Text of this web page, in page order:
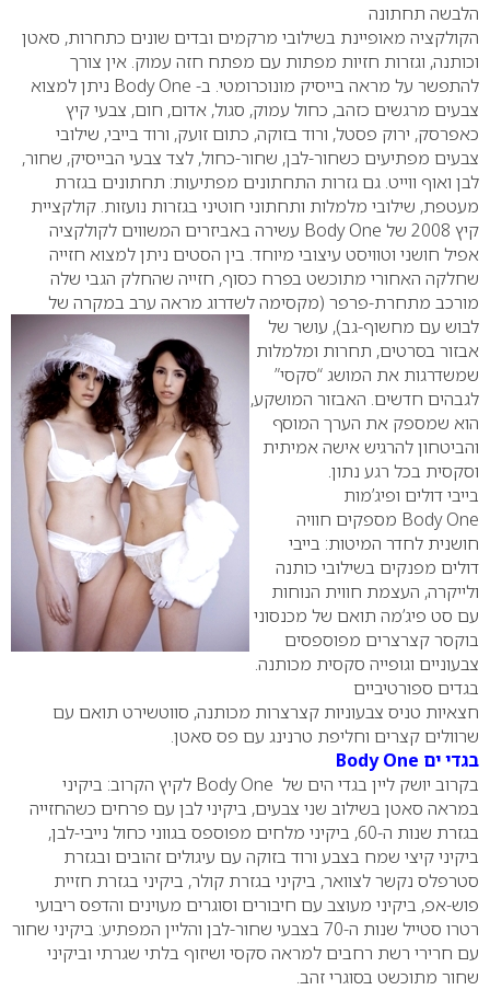
הלבשה תחתונה
הקולקציה מאופיינת בשילובי מרקמים ובדים שונים כתחרות, סאטן
וכותנה, וגזרות חזיות מפתות עם מפתח חזה עמוק. אין צורך
להתפשר על מראה בייסיק מונוכרומטי. ב- Body One ניתן למצוא
צבעים מרגשים כזהב, כחול עמוק, סגול, אדום, חום, צבעי קיץ
כאפרסק, ירוק פסטל, ורוד בזוקה, כתום זועק, ורוד בייבי, שילובי
צבעים מפתיעים כשחור-לבן, שחור-כחול, לצד צבעי הבייסיק, שחור,
לבן ואוף ווייט. גם גזרות התחתונים מפתיעות: תחתונים בגזרת
מעטפת, שילובי מלמלות ותחתוני חוטיני בגזרות נועזות. קולקציית
קיץ 2008 של
Body One עשירה באביזרים המשווים לקולקציה
אפיל חושני וטוויסט עיצובי מיוחד. בין הסטים ניתן למצוא חזייה
שחלקה האחורי מתוכשט בפרח כסוף, חזייה שהחלק הגבי שלה
מורכב מתחרת-פרפר (מקסימה לשדרוג מראה ערב במקרה של
לבוש עם מחשוף-גב), עושר של
אבזור בסרטים, תחרות ומלמלות
שמשדרגות את המושג “סקסי”
לגבהים חדשים. האבזור המושקע,
הוא שמספק את הערך המוסף
והביטחון להרגיש אישה אמיתית
וסקסית בכל רגע נתון.
בייבי דולים ופיג’מות
Body One מספקים חוויה
חושנית לחדר המיטות: בייבי
דולים מפנקים בשילובי כותנה
ולייקרה, העצמת חווית הנוחות
עם סט פיג’מה תואם של מכנסוני
בוקסר קצרצרים מפוספסים
צבעוניים וגופייה סקסית מכותנה.
בגדים ספורטיביים
חצאיות טניס צבעוניות קצרצרות מכותנה, סווטשירט תואם עם
שרוולים קצרים וחליפת טרנינג עם פס סאטן.
בגדי ים Body One
בקרוב יושק ליין בגדי הים של Body One לקיץ הקרוב: ביקיני
במראה סאטן בשילוב שני צבעים, ביקיני לבן עם פרחים כשהחזייה
בגזרת שנות ה-60, ביקיני מלחים מפוספס בגווני כחול נייבי-לבן,
ביקיני קיצי שמח בצבע ורוד בזוקה עם עיגולים זהובים ובגזרת
סטרפלס נקשר לצוואר, ביקיני בגזרת קולר, ביקיני בגזרת חזיית
פוש-אפ, ביקיני מעוצב עם חיבורים וסוגרים מעוינים והדפס ריבועי
רטרו סטייל שנות ה-70 בצבעי שחור-לבן והליין המפתיע: ביקיני שחור
עם חרירי רשת רחבים למראה סקסי ושיזוף בלתי שגרתי וביקיני
שחור מתוכשט בסוגרי זהב.